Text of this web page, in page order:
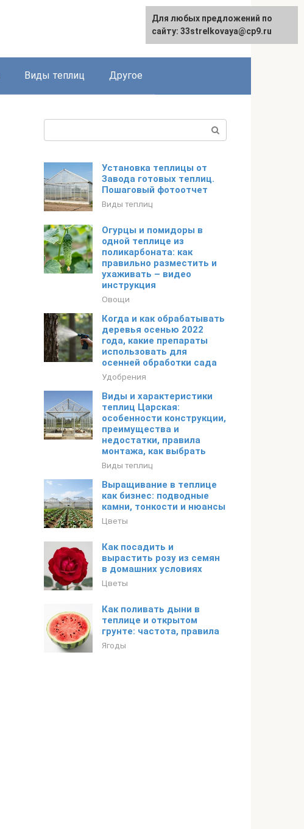
Виды теплиц Другое
Установка теплицы от
Завода готовых теплиц.
Пошаговый фотоотчет
Виды теплиц
Огурцы и помидоры в
одной теплице из
поликарбоната: как
правильно разместить и
ухаживать – видео
инструкция
Овощи
Когда и как обрабатывать
деревья осенью 2022
года, какие препараты
использовать для
осенней обработки сада
Удобрения
Виды и характеристики
теплиц Царская:
особенности конструкции,
преимущества и
недостатки, правила
монтажа, как выбрать
Виды теплиц
Выращивание в теплице
как бизнес: подводные
камни, тонкости и нюансы
Цветы
Как посадить и
вырастить розу из семян
в домашних условиях
Цветы
Как поливать дыни в
теплице и открытом
грунте: частота, правила
Ягоды
Для любых предложений по
сайту: 33strelkovaya@cp9.ru